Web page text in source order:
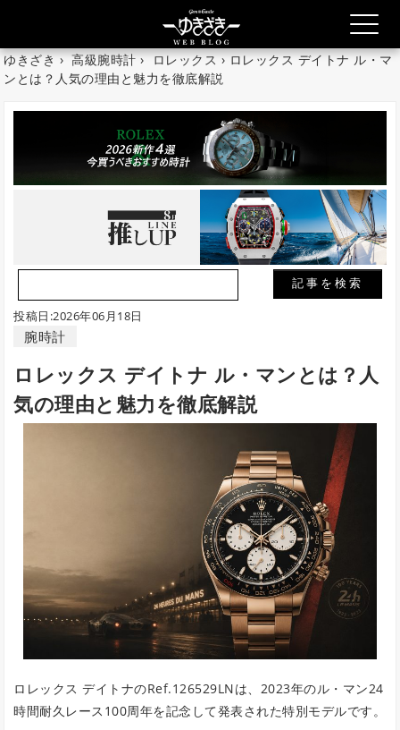
ゆきざき›高級腕時計›ロレックス› ロレックス デイトナ ル・マ
ンとは？人気の理由と魅力を徹底解説
投稿日:2026年06月18日
腕時計
ロレックス デイトナ ル・マンとは？人
気の理由と魅力を徹底解説
ロレックス デイトナのRef.126529LNは、2023年のル・マン24
時間耐久レース100周年を記念して発表された特別モデルです。